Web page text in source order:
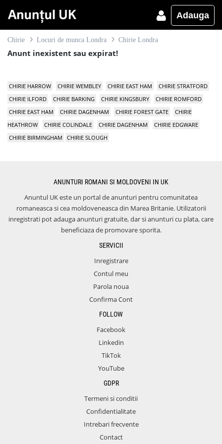
Adauga
Chirie Locuri de munca Londra Chirie Londra
Anunt inexistent sau expirat!
CHIRIE HARROW CHIRIE WEMBLEY CHIRIE EAST HAM
CHIRIE STRATFORD
CHIRIE ILFORD
CHIRIE BARKING CHIRIE KINGSBURY
CHIRIE ROMFORD
CHIRIE EAST HAM
CHIRIE DAGENHAM CHIRIE FOREST GATE
CHIRIE
HEATHROW
CHIRIE COLINDALE CHIRIE DAGENHAM
CHIRIE EDGWARE
CHIRIE BIRMINGHAM
CHIRIE SLOUGH
ANUNTURI ROMANI SI MOLDOVENI IN UK
Anuntul UK este un portal de anunturi pentru comunitatea
romaneasca si cea moldoveneasca din Marea Britanie. Utilizatorii
inregistrati pot adauga anunturi gratuite, dar si anunturi cu plata, care
beneficiaza de promovare sporita.
SERVICII
Inregistrare
Contul meu
Parola noua
Confirma Cont
FOLLOW
Facebook
Linkedin
TikTok
YouTube
GDPR
Termeni si conditii
Confidentialitate
Intrebari frecvente
Contact